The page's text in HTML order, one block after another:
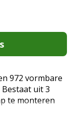
972 vormbare
uit 3
te monteren
en